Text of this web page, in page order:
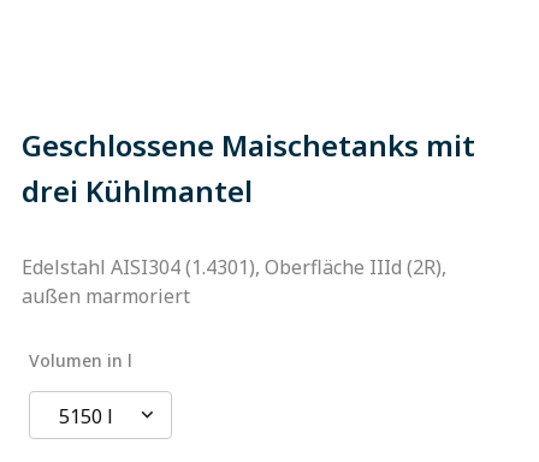
Geschlossene Maischetanks mit
drei Kühlmantel
Edelstahl AISI304 (1.4301), Oberfläche IIId (2R),
außen marmoriert
Volumen in l
5150 l